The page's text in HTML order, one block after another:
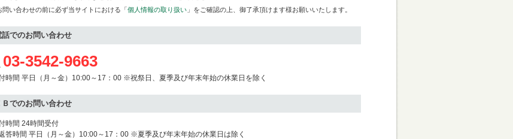
い合わせの前に必ず当サイトにおける「個人情報の取り扱い 」をご確認の上、御了承頂けます様お願いいたします。
話でのお問い合わせ
03-3542-9663
時間 平日（月～金）10:00～17：00 ※祝祭日、夏季及び年末年始の休業日を除く
Ｂでのお問い合わせ
時間 24時間受付
答時間 平日（月～金）10:00～17：00 ※夏季及び年末年始の休業日は除く